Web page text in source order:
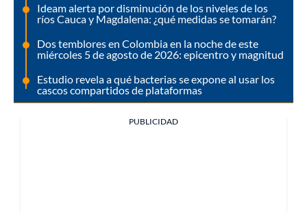
Ideam alerta por disminución de los niveles de los
ríos Cauca y Magdalena: ¿qué medidas se tomarán?
Dos temblores en Colombia en la noche de este
miércoles 5 de agosto de 2026: epicentro y magnitud
Estudio revela a qué bacterias se expone al usar los
cascos compartidos de plataformas
PUBLICIDAD